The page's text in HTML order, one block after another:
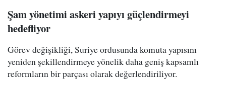
Şam yönetimi askeri yapıyı güçlendirmeyi
hedefliyor
Görev değişikliği, Suriye ordusunda komuta yapısını
yeniden şekillendirmeye yönelik daha geniş kapsamlı
reformların bir parçası olarak değerlendiriliyor.